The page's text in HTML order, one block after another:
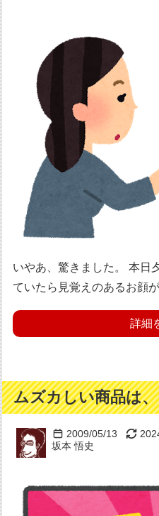
いやあ、驚きました。 本日
ていたら見覚えのあるお顔
詳細
ムズカしい商品は
2009/05/13
坂本 悟史